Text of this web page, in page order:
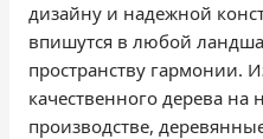
дизайну и надежной
впишутся в любой
пространству гармонии.
качественного дерева
производстве,